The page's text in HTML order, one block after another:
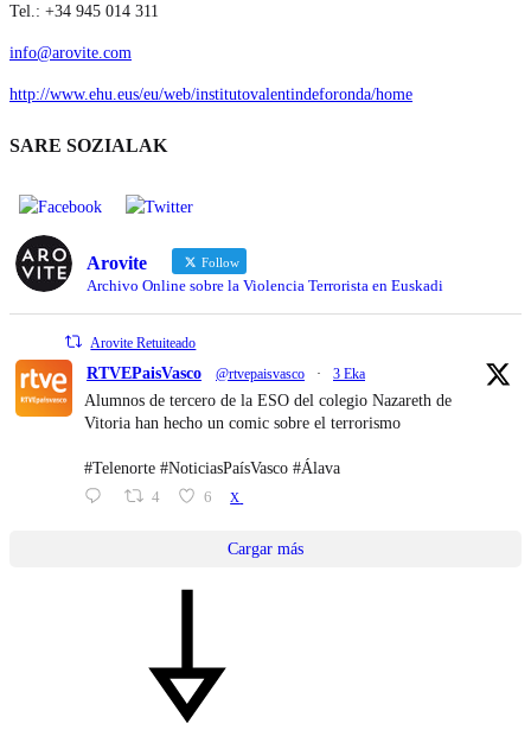
Tel.: +34 945 014 311
info@arovite.com
http://www.ehu.eus/eu/web/institutovalentindeforonda/home
SARE SOZIALAK
Arovite Follow
Archivo Online sobre la Violencia Terrorista en Euskadi
Arovite Retuiteado
RTVEPaisVasco @rtvepaisvasco · 3 Eka
Alumnos de tercero de la ESO del colegio Nazareth de
Vitoria han hecho un comic sobre el terrorismo
#Telenorte #NoticiasPaísVasco #Álava
4 6 X
Cargar más